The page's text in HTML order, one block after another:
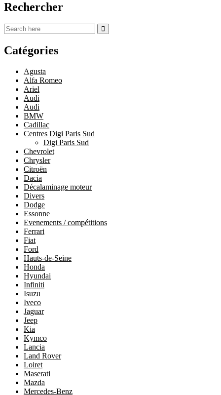
Rechercher
Catégories
Agusta
Alfa Romeo
Ariel
Audi
Audi
BMW
Cadillac
Centres Digi Paris Sud
Digi Paris Sud
Chevrolet
Chrysler
Citroën
Dacia
Décalaminage moteur
Divers
Dodge
Essonne
Evenements / compétitions
Ferrari
Fiat
Ford
Hauts-de-Seine
Honda
Hyundai
Infiniti
Isuzu
Iveco
Jaguar
Jeep
Kia
Kymco
Lancia
Land Rover
Loiret
Maserati
Mazda
Mercedes-Benz